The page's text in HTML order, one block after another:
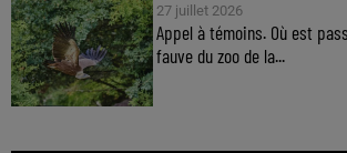
27 juillet 2026
Appel à témoins. Où est
fauve du zoo de la...